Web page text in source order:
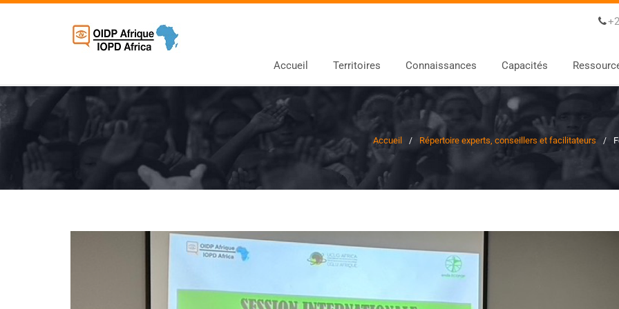
Accueil Territoires Connaissances Capacités
Accueil Répertoire experts, conseillers et facilitateurs